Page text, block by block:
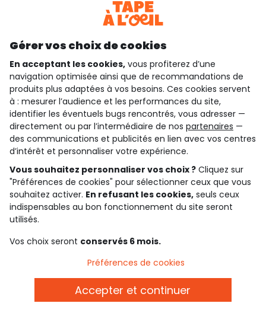
échange et remboursement service client
téléphone
carte cadeau
des tonnes de possibilités !
livraison
gratuite dès 10€ d'achats
paiement sécurisé
par cb, paypal ou carte cadeau
Gardez le contact avec Tape à l’Oeil, inscrivez-
vous à la newsletter !
Je m'inscris
Rejoignez la communauté !
4.6/5
Gérer vos choix de cookies
En acceptant les cookies, vous profiterez d’une
navigation optimisée ainsi que de recommandations de
produits plus adaptées à vos besoins. Ces cookies servent
à : mesurer l’audience et les performances du site,
identifier les éventuels bugs rencontrés, vous adresser —
directement ou par l’intermédiaire de nos partenaires —
des communications et publicités en lien avec vos centres
d’intérêt et personnaliser votre expérience.
Vous souhaitez personnaliser vos choix ? Cliquez sur
"Préférences de cookies" pour sélectionner ceux que vous
souhaitez activer. En refusant les cookies, seuls ceux
indispensables au bon fonctionnement du site seront
utilisés.
Vos choix seront conservés 6 mois.
Préférences de cookies
Accepter et continuer